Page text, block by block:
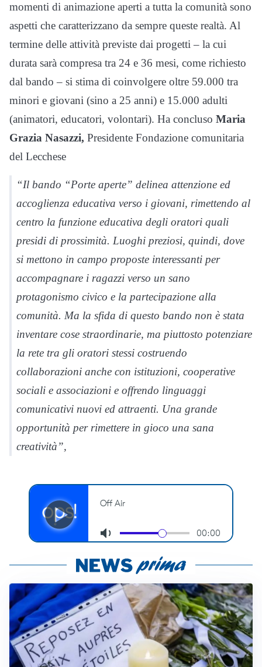
momenti di animazione aperti a tutta la comunità sono
aspetti che caratterizzano da sempre queste realtà. Al
termine delle attività previste dai progetti – la cui
durata sarà compresa tra 24 e 36 mesi, come richiesto
dal bando – si stima di coinvolgere oltre 59.000 tra
minori e giovani (sino a 25 anni) e 15.000 adulti
(animatori, educatori, volontari). Ha concluso Maria
Grazia Nasazzi, Presidente Fondazione comunitaria
del Lecchese
“Il bando “Porte aperte” delinea attenzione ed
accoglienza educativa verso i giovani, rimettendo al
centro la funzione educativa degli oratori quali
presidi di prossimità. Luoghi preziosi, quindi, dove
si mettono in campo proposte interessanti per
accompagnare i ragazzi verso un sano
protagonismo civico e la partecipazione alla
comunità. Ma la sfida di questo bando non è stata
inventare cose straordinarie, ma piuttosto potenziare
la rete tra gli oratori stessi costruendo
collaborazioni anche con istituzioni, cooperative
sociali e associazioni e offrendo linguaggi
comunicativi nuovi ed attraenti. Una grande
opportunità per rimettere in gioco una sana
creatività”,